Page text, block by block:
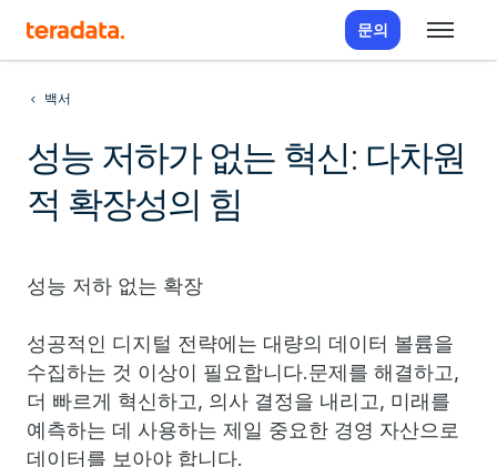
문의
백서
성능 저하가 없는 혁신: 다차원
적 확장성의 힘
성능 저하 없는 확장
성공적인 디지털 전략에는 대량의 데이터 볼륨을
수집하는 것 이상이 필요합니다.문제를 해결하고,
더 빠르게 혁신하고, 의사 결정을 내리고, 미래를
예측하는 데 사용하는 제일 중요한 경영 자산으로
데이터를 보아야 합니다.